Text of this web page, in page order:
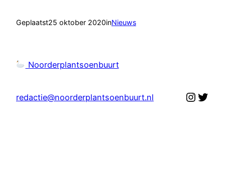
Geplaatst25 oktober 2020inNieuws
Noorderplantsoenbuurt
redactie@noorderplantsoenbuurt.nl